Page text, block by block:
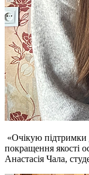
«Очікую підтримки
покращення якості
Анастасія Чала,